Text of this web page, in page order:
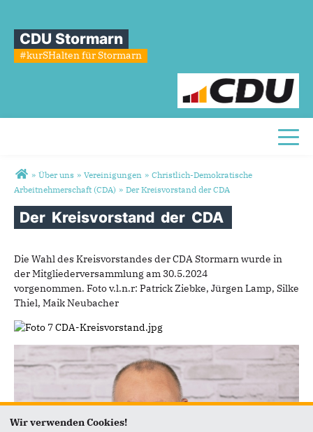
CDU Stormarn
#kurSHalten für Stormarn
Sie sind hier
» Über uns » Vereinigungen » Christlich-Demokratische
Arbeitnehmerschaft (CDA) » Der Kreisvorstand der CDA
Der Kreisvorstand der CDA
Die Wahl des Kreisvorstandes der CDA Stormarn wurde in
der Mitgliederversammlung am 30.5.2024
vorgenommen. Foto v.l.n.r: Patrick Ziebke, Jürgen Lamp, Silke
Thiel, Maik Neubacher
Wir verwenden Cookies!